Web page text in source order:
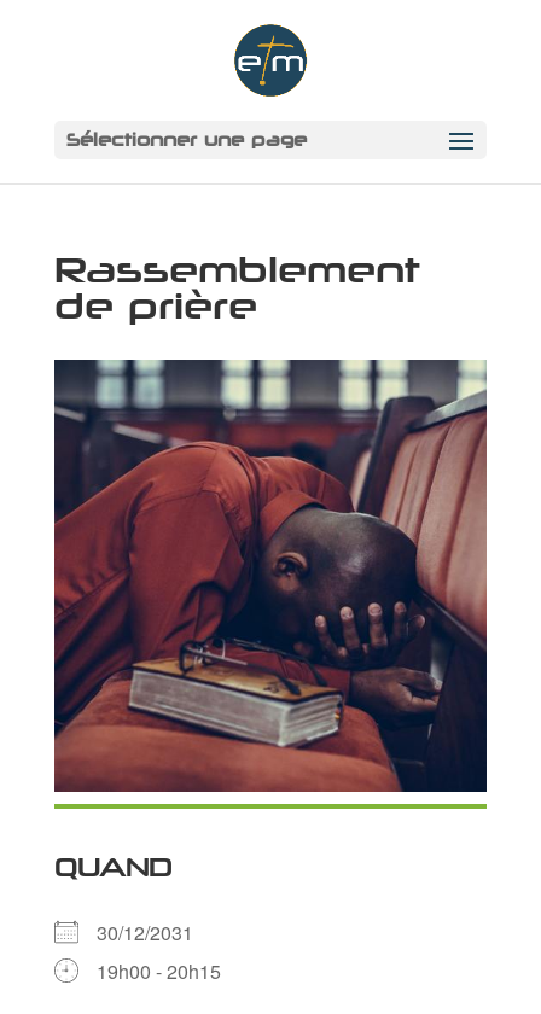
Sélectionner une page
Rassemblement
de prière
QUAND
30/12/2031
19h00 - 20h15